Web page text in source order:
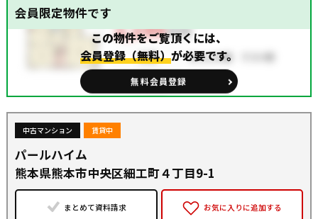
会員限定物件です
この物件をご覧頂くには、
会員登録（無料）が必要です。
無料会員登録
中古マンション 賃貸中
パールハイム
熊本県熊本市中央区細工町４丁目9-1
まとめて資料請求 お気に入りに追加する